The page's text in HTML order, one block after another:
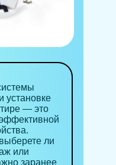
установке
— это
ли
или
заранее